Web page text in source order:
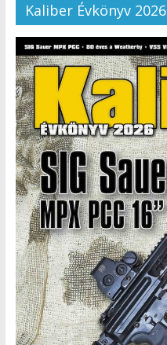
Kaliber Évkönyv 2026